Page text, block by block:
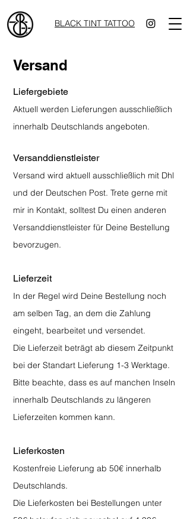
BLACK TINT TATTOO
Versand
Liefergebiete
Aktuell werden Lieferungen ausschließlich
innerhalb Deutschlands angeboten.
Versanddienstleister
Versand wird aktuell ausschließlich mit Dhl
und der Deutschen Post. Trete gerne mit
mir in Kontakt, solltest Du einen anderen
Versanddienstleister für Deine Bestellung
bevorzugen.
Lieferzeit
In der Regel wird Deine Bestellung noch
am selben Tag, an dem die Zahlung
eingeht, bearbeitet und versendet.
Die Lieferzeit beträgt ab diesem Zeitpunkt
bei der Standart Lieferung 1-3 Werktage.
Bitte beachte, dass es auf manchen Inseln
innerhalb Deutschlands zu längeren
Lieferzeiten kommen kann.
Lieferkosten
Kostenfreie Lieferung ab 50€ innerhalb
Deutschlands.
Die Lieferkosten bei Bestellungen unter